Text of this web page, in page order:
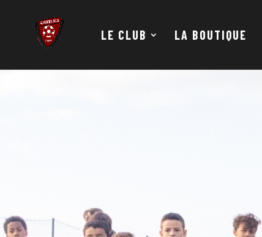
LE CLUB LA BOUTIQUE